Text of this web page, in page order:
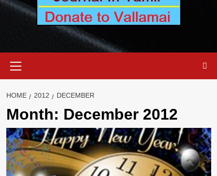
Menu
HOME 2012 DECEMBER
Month: December 2012